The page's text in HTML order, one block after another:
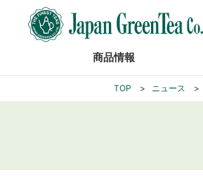
商品情報
TOP ニュース